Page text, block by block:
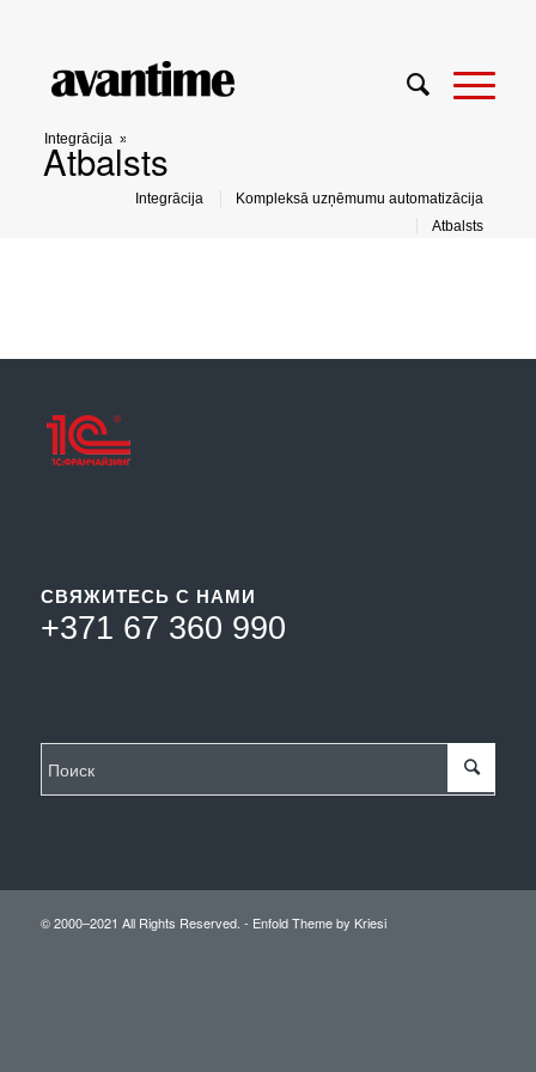
Integrācija »
Atbalsts
Integrācija
Kompleksā uzņēmumu automatizācija
Atbalsts
СВЯЖИТЕСЬ С НАМИ
+371 67 360 990
© 2000–2021 All Rights Reserved. - Enfold Theme by Kriesi